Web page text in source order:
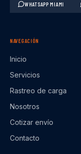
WHATSAPP MIAMI
NAVEGACIÓN
Inicio
Servicios
Rastreo de carga
Nosotros
Cotizar envío
Contacto